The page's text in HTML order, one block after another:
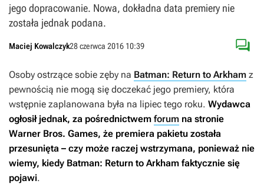
jego dopracowanie. Nowa, dokładna data premiery nie
została jednak podana.
Maciej Kowalczyk28 czerwca 2016 10:39 
Osoby ostrzące sobie zęby na Batman: Return to Arkham z
pewnością nie mogą się doczekać jego premiery, która
wstępnie zaplanowana była na lipiec tego roku. Wydawca
ogłosił jednak, za pośrednictwem forum na stronie
Warner Bros. Games, że premiera pakietu została
przesunięta – czy może raczej wstrzymana, ponieważ nie
wiemy, kiedy Batman: Return to Arkham faktycznie się
pojawi.